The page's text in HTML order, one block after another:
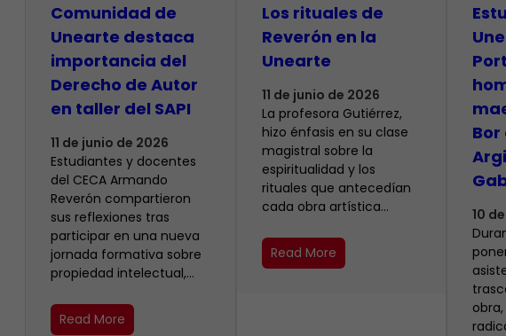
Comunidad de
Unearte destaca
importancia del
Derecho de Autor
en taller del SAPI
11 de junio de 2026
Estudiantes y docentes
del CECA Armando
Reverón compartieron
sus reflexiones tras
participar en una nueva
jornada formativa sobre
propiedad intelectual,…
Read More
Los rituales de
Reverón en la
Unearte
11 de junio de 2026
La profesora Gutiérrez,
hizo énfasis en su clase
magistral sobre la
espiritualidad y los
rituales que antecedían
cada obra artística…
Read More
Bor
10